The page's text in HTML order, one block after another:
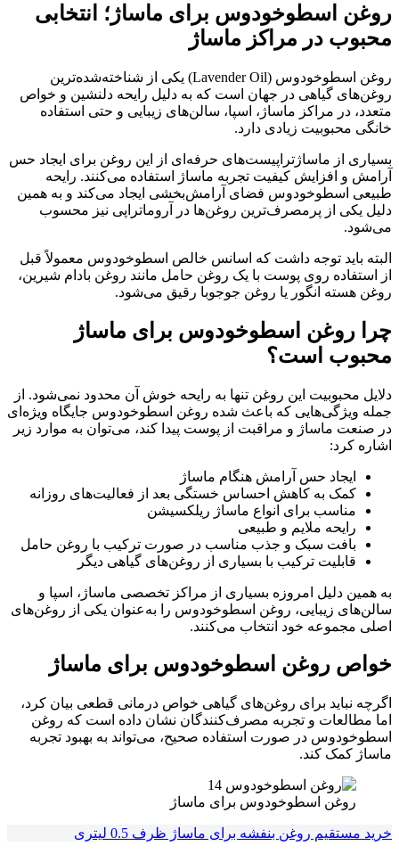
روغن اسطوخودوس برای ماساژ؛ انتخابی
محبوب در مراکز ماساژ
روغن اسطوخودوس (Lavender Oil) یکی از شناخته‌شده‌ترین
روغن‌های گیاهی در جهان است که به دلیل رایحه دلنشین و خواص
متعدد، در مراکز ماساژ، اسپا، سالن‌های زیبایی و حتی استفاده
خانگی محبوبیت زیادی دارد.
بسیاری از ماساژتراپیست‌های حرفه‌ای از این روغن برای ایجاد حس
آرامش و افزایش کیفیت تجربه ماساژ استفاده می‌کنند. رایحه
طبیعی اسطوخودوس فضای آرامش‌بخشی ایجاد می‌کند و به همین
دلیل یکی از پرمصرف‌ترین روغن‌ها در آروماتراپی نیز محسوب
می‌شود.
البته باید توجه داشت که اسانس خالص اسطوخودوس معمولاً قبل
از استفاده روی پوست با یک روغن حامل مانند روغن بادام شیرین،
روغن هسته انگور یا روغن جوجوبا رقیق می‌شود.
چرا روغن اسطوخودوس برای ماساژ
محبوب است؟
دلایل محبوبیت این روغن تنها به رایحه خوش آن محدود نمی‌شود. از
جمله ویژگی‌هایی که باعث شده روغن اسطوخودوس جایگاه ویژه‌ای
در صنعت ماساژ و مراقبت از پوست پیدا کند، می‌توان به موارد زیر
اشاره کرد:
ایجاد حس آرامش هنگام ماساژ
کمک به کاهش احساس خستگی بعد از فعالیت‌های روزانه
مناسب برای انواع ماساژ ریلکسیشن
رایحه ملایم و طبیعی
بافت سبک و جذب مناسب در صورت ترکیب با روغن حامل
قابلیت ترکیب با بسیاری از روغن‌های گیاهی دیگر
به همین دلیل امروزه بسیاری از مراکز تخصصی ماساژ، اسپا و
سالن‌های زیبایی، روغن اسطوخودوس را به‌عنوان یکی از روغن‌های
اصلی مجموعه خود انتخاب می‌کنند.
خواص روغن اسطوخودوس برای ماساژ
اگرچه نباید برای روغن‌های گیاهی خواص درمانی قطعی بیان کرد،
اما مطالعات و تجربه مصرف‌کنندگان نشان داده است که روغن
اسطوخودوس در صورت استفاده صحیح، می‌تواند به بهبود تجربه
ماساژ کمک کند.
روغن اسطوخودوس برای ماساژ
خرید مستقیم روغن بنفشه برای ماساژ ظرف 0.5 لیتری